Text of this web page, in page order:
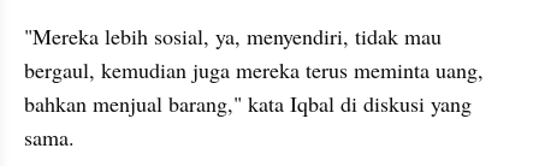
"Mereka lebih sosial, ya, menyendiri, tidak mau
bergaul, kemudian juga mereka terus meminta uang,
bahkan menjual barang," kata Iqbal di diskusi yang
sama.